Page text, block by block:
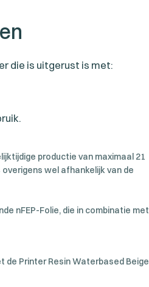
die is uitgerust is met:
productie van maximaal 21
wel afhankelijk van de
nFEP-Folie, die in combinatie met
de Printer Resin Waterbased Beige